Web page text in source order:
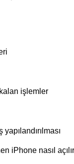
işlemler
iPhone nasıl açılır